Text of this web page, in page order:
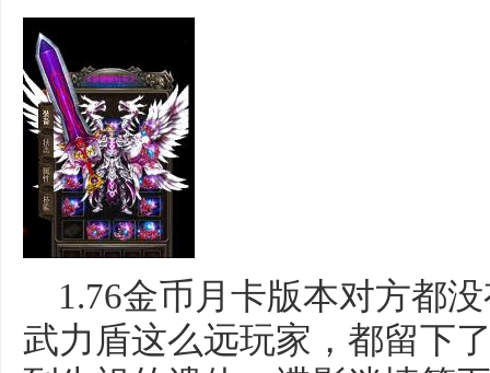
1.76金币月卡版本对方都
武力盾这么远玩家，都留下